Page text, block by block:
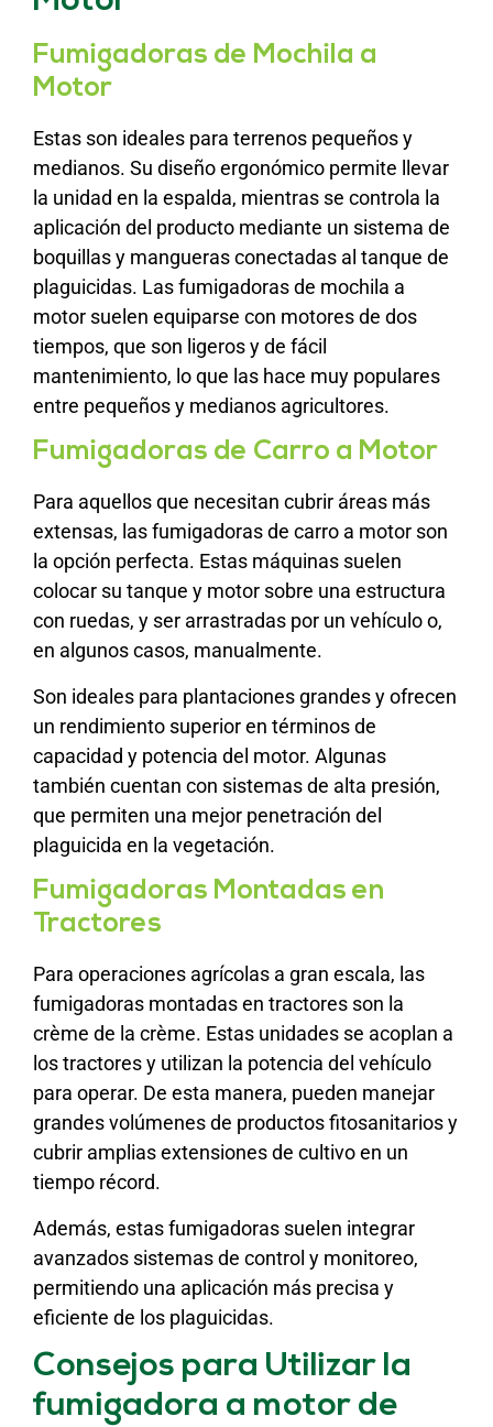
Fumigadoras de Mochila a
Motor
Estas son ideales para terrenos pequeños y
medianos. Su diseño ergonómico permite llevar
la unidad en la espalda, mientras se controla la
aplicación del producto mediante un sistema de
boquillas y mangueras conectadas al tanque de
plaguicidas. Las fumigadoras de mochila a
motor suelen equiparse con motores de dos
tiempos, que son ligeros y de fácil
mantenimiento, lo que las hace muy populares
entre pequeños y medianos agricultores.
Fumigadoras de Carro a Motor
Para aquellos que necesitan cubrir áreas más
extensas, las fumigadoras de carro a motor son
la opción perfecta. Estas máquinas suelen
colocar su tanque y motor sobre una estructura
con ruedas, y ser arrastradas por un vehículo o,
en algunos casos, manualmente.
Son ideales para plantaciones grandes y ofrecen
un rendimiento superior en términos de
capacidad y potencia del motor. Algunas
también cuentan con sistemas de alta presión,
que permiten una mejor penetración del
plaguicida en la vegetación.
Fumigadoras Montadas en
Tractores
Para operaciones agrícolas a gran escala, las
fumigadoras montadas en tractores son la
crème de la crème. Estas unidades se acoplan a
los tractores y utilizan la potencia del vehículo
para operar. De esta manera, pueden manejar
grandes volúmenes de productos fitosanitarios y
cubrir amplias extensiones de cultivo en un
tiempo récord.
Además, estas fumigadoras suelen integrar
avanzados sistemas de control y monitoreo,
permitiendo una aplicación más precisa y
eficiente de los plaguicidas.
Consejos para Utilizar la
fumigadora a motor de